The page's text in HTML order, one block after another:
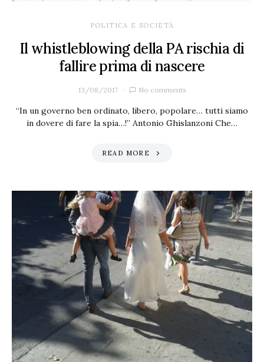
POLITICA E SOCIETÀ
Il whistleblowing della PA rischia di
fallire prima di nascere
13/08/2017 No comments
“In un governo ben ordinato, libero, popolare… tutti siamo
in dovere di fare la spia…!” Antonio Ghislanzoni Che…
READ MORE